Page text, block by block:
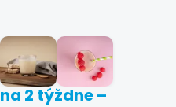
2 týždne –